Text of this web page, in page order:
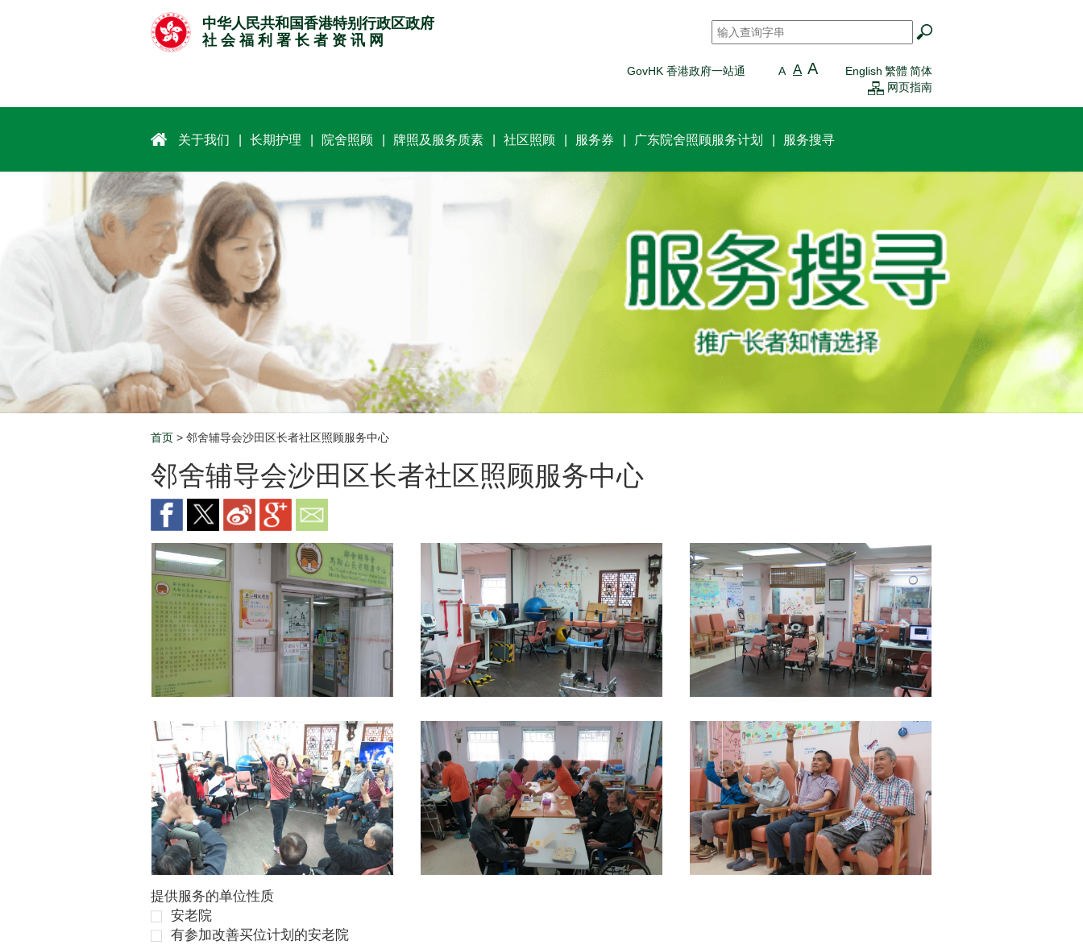
中华人民共和国香港特别行政区政府
社 会 福 利 署 长 者 资 讯 网
搜寻 *
GovHK 香港政府一站通 A A A English 繁體 简体
网页指南
关于我们 长期护理 院舍照顾 牌照及服务质素 社区照顾 服务券 广东院舍照顾服务计划 服务搜寻
Breadcrumb
首页 > 邻舍辅导会沙田区长者社区照顾服务中心
邻舍辅导会沙田区长者社区照顾服务中心
提供服务的单位性质
安老院
有参加改善买位计划的安老院